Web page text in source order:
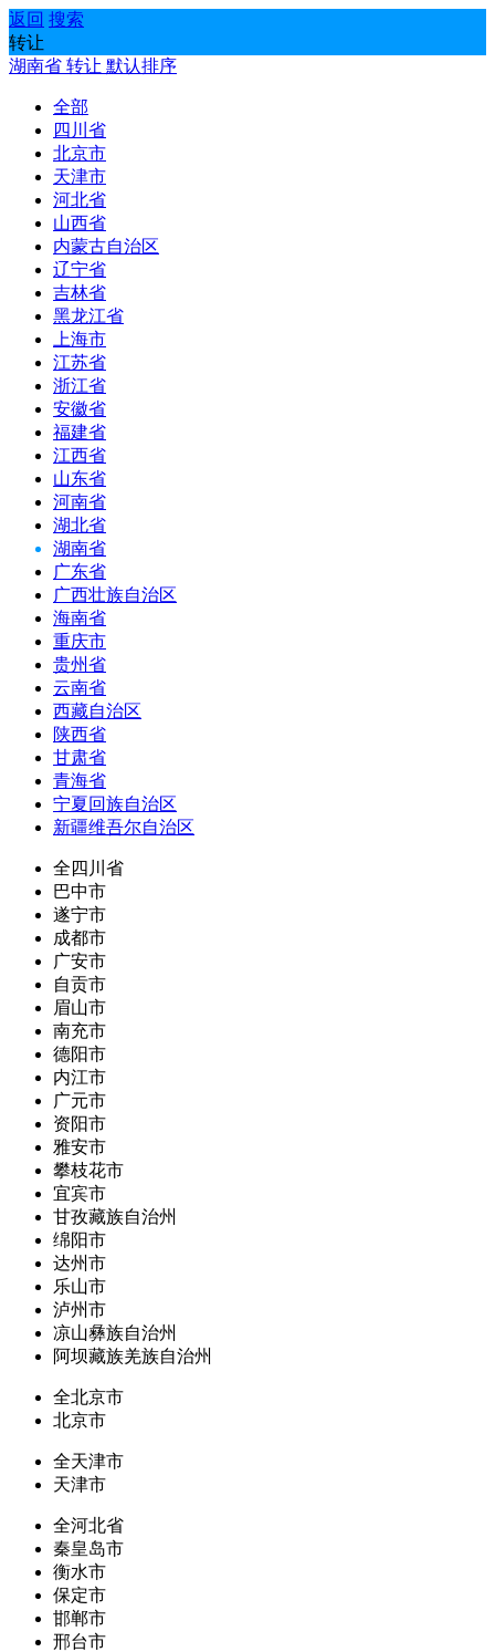
返回 搜索
转让
湖南省 转让 默认排序
全部
四川省
北京市
天津市
河北省
山西省
内蒙古自治区
辽宁省
吉林省
黑龙江省
上海市
江苏省
浙江省
安徽省
福建省
江西省
山东省
河南省
湖北省
湖南省
广东省
广西壮族自治区
海南省
重庆市
贵州省
云南省
西藏自治区
陕西省
甘肃省
青海省
宁夏回族自治区
新疆维吾尔自治区
全四川省
巴中市
遂宁市
成都市
广安市
自贡市
眉山市
南充市
德阳市
内江市
广元市
资阳市
雅安市
攀枝花市
宜宾市
甘孜藏族自治州
绵阳市
达州市
乐山市
泸州市
凉山彝族自治州
阿坝藏族羌族自治州
全北京市
北京市
全天津市
天津市
全河北省
秦皇岛市
衡水市
保定市
邯郸市
邢台市